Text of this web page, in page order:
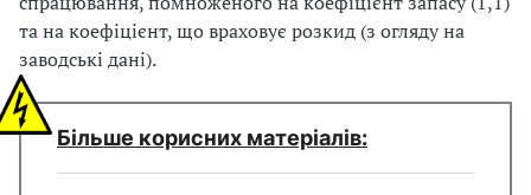
та на коефіцієнт, що враховує розкид (з огляду на
заводські дані).
Більше корисних матеріалів:
з
а